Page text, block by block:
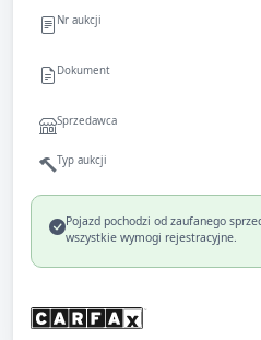
Nr aukcji
Dokument
Sprzedawca
Typ aukcji
Pojazd pochodzi od zaufanego
wszystkie wymogi rejestracyjne.